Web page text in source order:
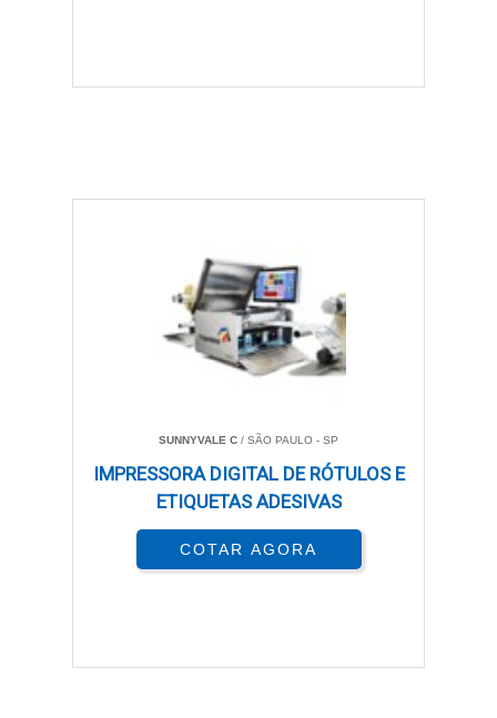
SUNNYVALE C / SÃO PAULO - SP
IMPRESSORA DIGITAL DE RÓTULOS E
ETIQUETAS ADESIVAS
COTAR AGORA